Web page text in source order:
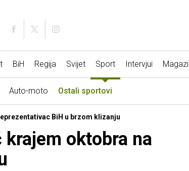
BiH Regija Svijet Sport Intervjui
Auto-moto Ostali sportovi
BiH u brzom klizanju
oktobra na